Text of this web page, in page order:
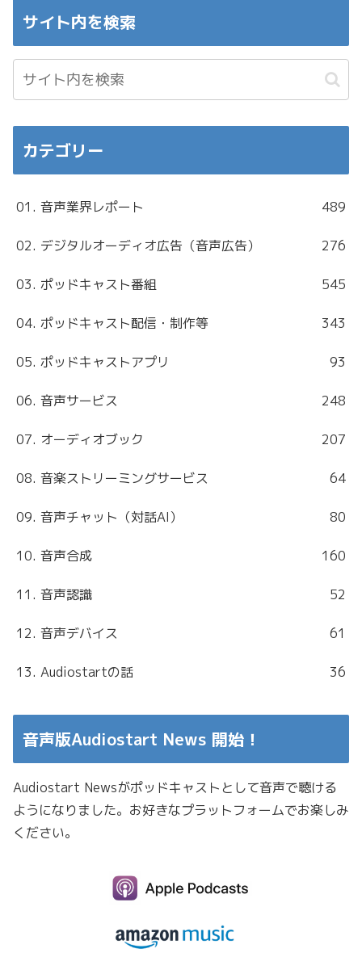
サイト内を検索
カテゴリー
01. 音声業界レポート 489
02. デジタルオーディオ広告（音声広告） 276
03. ポッドキャスト番組 545
04. ポッドキャスト配信・制作等 343
05. ポッドキャストアプリ 93
06. 音声サービス 248
07. オーディオブック 207
08. 音楽ストリーミングサービス 64
09. 音声チャット（対話AI） 80
10. 音声合成 160
11. 音声認識 52
12. 音声デバイス 61
13. Audiostartの話 36
音声版Audiostart News 開始！
Audiostart Newsがポッドキャストとして音声で聴ける
ようになりました。お好きなプラットフォームでお楽しみ
ください。